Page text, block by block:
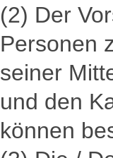
(2) Der
Personen
seiner
und den
können